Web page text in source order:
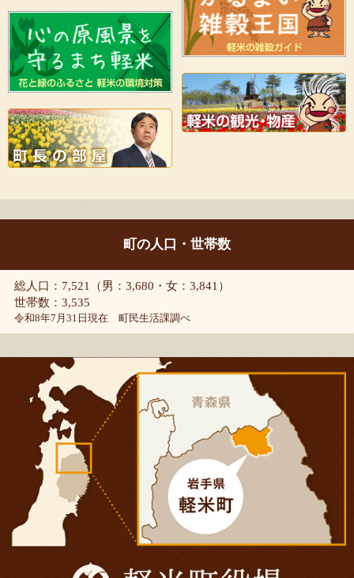
町の人口・世帯数
総人口：7,521（男：3,680・女：3,841）
世帯数：3,535
令和8年7月31日現在 町民生活課調べ